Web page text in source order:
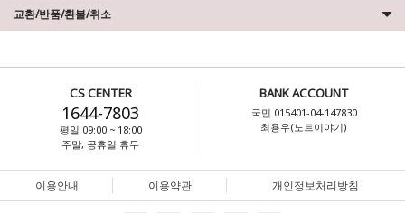
교환/반품/환불/취소
CS CENTER
1644-7803
평일 09:00 ~ 18:00
주말, 공휴일 휴무
BANK ACCOUNT
국민 015401-04-147830
최용우(노트이야기)
이용안내 이용약관 개인정보처리방침